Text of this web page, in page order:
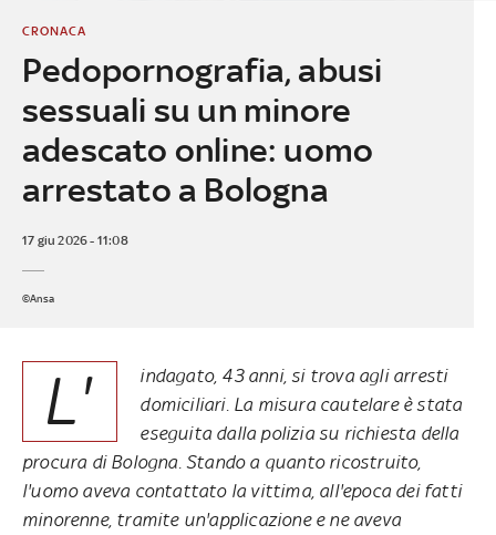
Pedopornografia, abusi
sessuali su un minore
adescato online: uomo
arrestato a Bologna
CRONACA
17 giu 2026 - 11:08
©Ansa
L'
indagato, 43 anni, si trova agli arresti
domiciliari. La misura cautelare è stata
eseguita dalla polizia su richiesta della
procura di Bologna. Stando a quanto ricostruito,
l'uomo aveva contattato la vittima, all'epoca dei fatti
minorenne, tramite un'applicazione e ne aveva